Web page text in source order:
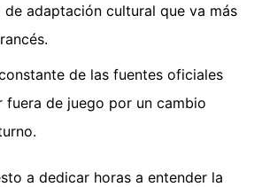
de adaptación cultural que va más
de las fuentes oficiales
fuera de juego por un cambio
a dedicar horas a entender la